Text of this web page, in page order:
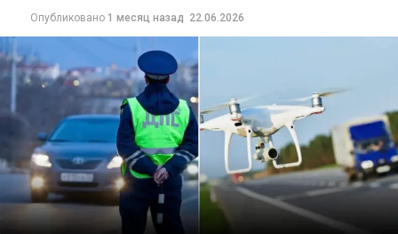
Опубликовано 1 месяц назад 22.06.2026